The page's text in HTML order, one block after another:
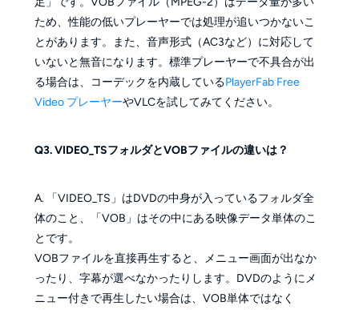
ため、性能の低いプレーヤーでは処理が追いつかないこ
とがあります。また、音声形式（AC3など）に対応して
いないと無音になります。標準プレーヤーで不具合が出
る場合は、コーデックを内蔵しているPlayerFab Free
Video プレーヤーやVLCを試してみてください。
Q3. VIDEO_TSフォルダとVOBファイルの違いは？
A. 「VIDEO_TS」はDVDの中身が入っているフォルダ全
体のこと、「VOB」はその中にある映像データ単体のこ
とです。
VOBファイルを直接再生すると、メニュー画面が出なか
ったり、字幕が選べなかったりします。DVDのようにメ
ニュー付きで再生したい場合は、VOB単体ではなく